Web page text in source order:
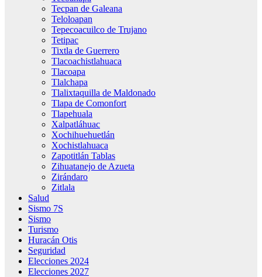
Tecpan de Galeana
Teloloapan
Tepecoacuilco de Trujano
Tetipac
Tixtla de Guerrero
Tlacoachistlahuaca
Tlacoapa
Tlalchapa
Tlalixtaquilla de Maldonado
Tlapa de Comonfort
Tlapehuala
Xalpatláhuac
Xochihuehuetlán
Xochistlahuaca
Zapotitlán Tablas
Zihuatanejo de Azueta
Zirándaro
Zitlala
Salud
Sismo 7S
Sismo
Turismo
Huracán Otis
Seguridad
Elecciones 2024
Elecciones 2027